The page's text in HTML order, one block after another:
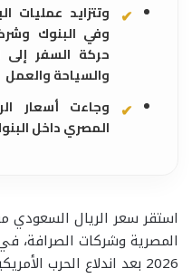
وتتزايد عمليات
وفي البنوك
حركة السفر إلى
والسياحة والعمل
وجاءت أسعار
المصري داخل
استقر سعر الريال السعودي
2026 بعد اندلاع الحرب الأمريكية وإسرائيل على إيران.